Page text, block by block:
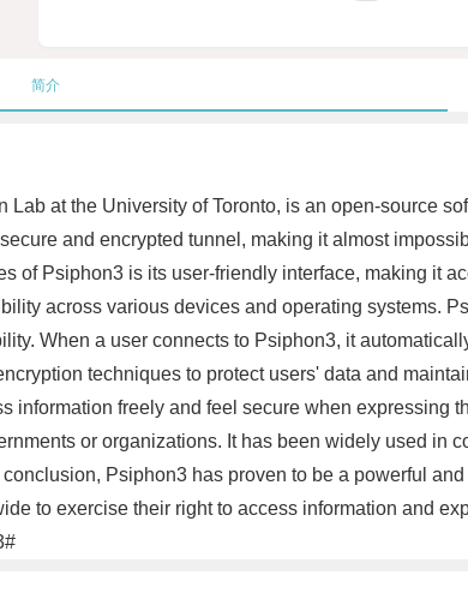
简介
Lab at the University of Toronto, is an open-source
and encrypted tunnel, making it almost
of Psiphon3 is its user-friendly interface, making it
across various devices and operating systems.
When a user connects to Psiphon3, it
techniques to protect users' data and
information freely and feel secure when
or organizations. It has been widely used
Psiphon3 has proven to be a powerful
to exercise their right to access information and